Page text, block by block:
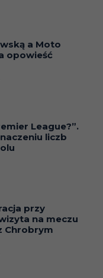
a Moto
opowieść
League?”.
liczb
przy
na meczu
Chrobrym